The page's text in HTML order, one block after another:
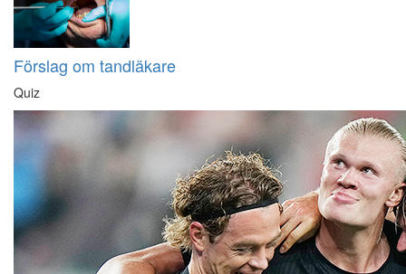
Förslag om tandläkare
Quiz